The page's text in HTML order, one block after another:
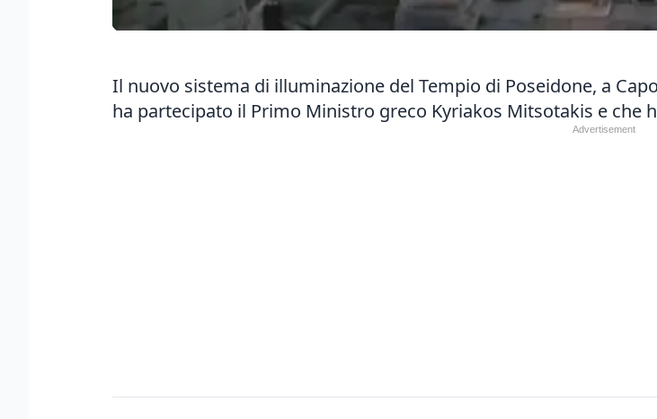
Il nuovo sistema di illuminazione del Tempio di Poseidone, a
ha partecipato il Primo Ministro greco Kyriakos Mitsotakis e che